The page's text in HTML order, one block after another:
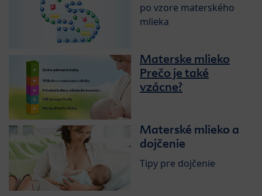
po vzore materského
mlieka
Materske mlieko
Prečo je také
vzácne?
Materské mlieko a
dojčenie
Tipy pre dojčenie